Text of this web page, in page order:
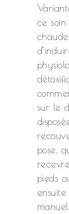
ce
sur le
pose,
pieds